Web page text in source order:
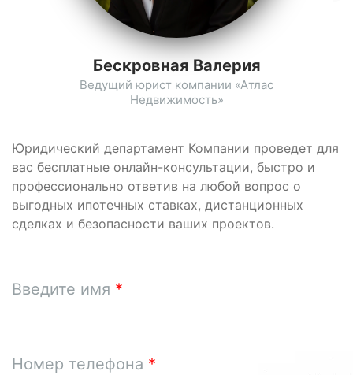
Юридический департамент Компании проведет для
вас бесплатные онлайн-консультации, быстро и
профессионально ответив на любой вопрос о
выгодных ипотечных ставках, дистанционных
сделках и безопасности ваших проектов.
Введите имя
Номер телефона
Бескровная Валерия
Ведущий юрист компании «Атлас
Недвижимость»